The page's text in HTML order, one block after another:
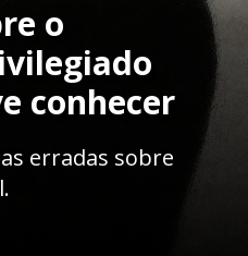
o
conhecer
erradas sobre